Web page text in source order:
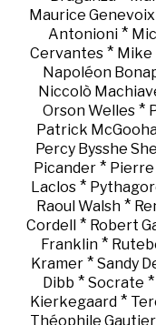
Maurice Genevoix
Antonioni*
Cervantes * Mike
Napoléon
Niccolò
Orson Welles*
Patrick
Percy Bysshe
Picander *
Laclos*
Raoul Walsh*
Cordell * Robert
Franklin*
Kramer * Sandy
Dibb * Socrate *
Kierkegaard*
Théophile Gautier